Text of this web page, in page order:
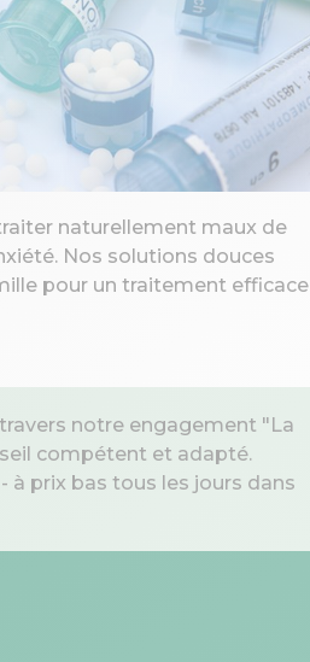
naturellement maux de
Nos solutions douces
pour un traitement efficace
notre engagement "La
compétent et adapté.
à prix bas tous les jours dans